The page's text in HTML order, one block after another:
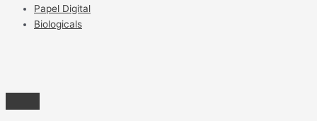
Papel Digital
Biologicals